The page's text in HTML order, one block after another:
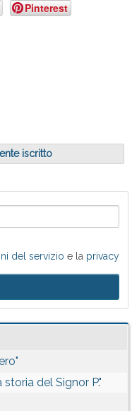
Pinterest
iscritto
del servizio e la privacy
del Signor P."